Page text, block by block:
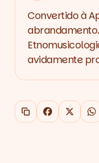
Convertido à
avidamente
Copiar link
Facebook
X